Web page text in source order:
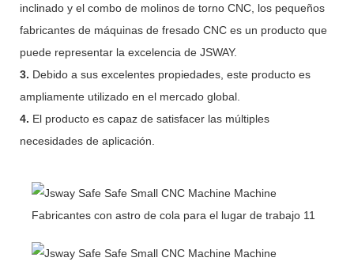
inclinado y el combo de molinos de torno CNC, los pequeños
fabricantes de máquinas de fresado CNC es un producto que
puede representar la excelencia de JSWAY.
3. Debido a sus excelentes propiedades, este producto es
ampliamente utilizado en el mercado global.
4. El producto es capaz de satisfacer las múltiples
necesidades de aplicación.